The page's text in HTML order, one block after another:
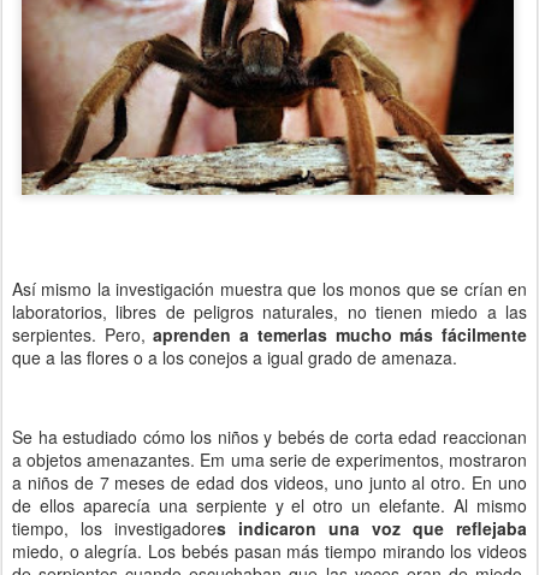
Así mismo la investigación muestra que los monos que se crían en
laboratorios, libres de peligros naturales, no tienen miedo a las
serpientes. Pero,aprenden a temerlas mucho más fácilmente
que a las flores o a los conejos a igual grado de amenaza.
Se ha estudiado cómo los niños y bebés de corta edad reaccionan
a objetos amenazantes. Em uma serie de experimentos, mostraron
a niños de 7 meses de edad dos videos, uno junto al otro. En uno
de ellos aparecía una serpiente y el otro un elefante. Al mismo
tiempo, los investigadores indicaron una voz que reflejaba
miedo, o alegría. Los bebés pasan más tiempo mirando los videos